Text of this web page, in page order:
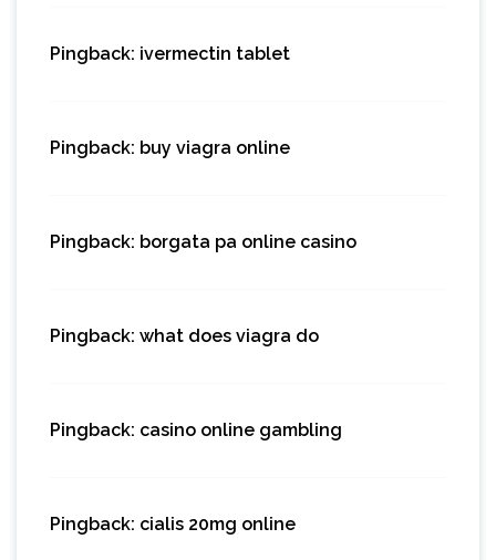
Pingback: ivermectin tablet
Pingback: buy viagra online
Pingback: borgata pa online casino
Pingback: what does viagra do
Pingback: casino online gambling
Pingback: cialis 20mg online